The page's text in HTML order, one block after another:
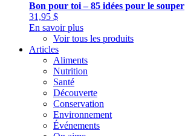
Bon pour toi – 85 idées pour le souper
31,95 $
En savoir plus
Voir tous les produits
Articles
Aliments
Nutrition
Santé
Découverte
Conservation
Environnement
Événements